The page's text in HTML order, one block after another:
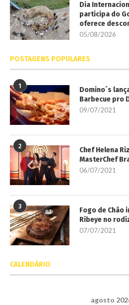
Dia
participa do
oferece
05/08/2026
POSTAGENS POPULARES
1
Domino´s
Barbecue pro
09/07/2021
2
Chef Helena
MasterChef
06/07/2021
3
Fogo de Chão
Ribeye no
07/07/2021
CALENDÁRIO
agosto